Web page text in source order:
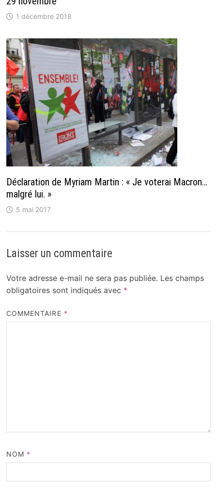
1 décembre 2018
Déclaration de Myriam Martin : « Je voterai Macron…
malgré lui. »
5 mai 2017
Laisser un commentaire
Votre adresse e-mail ne sera pas publiée. Les champs
obligatoires sont indiqués avec *
COMMENTAIRE *
NOM *